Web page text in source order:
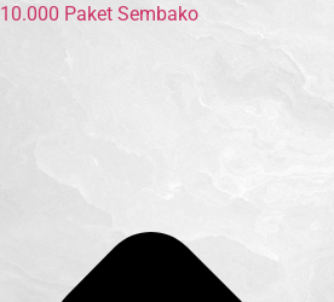
10.000 Paket Sembako